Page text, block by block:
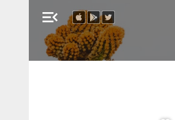
menu_open